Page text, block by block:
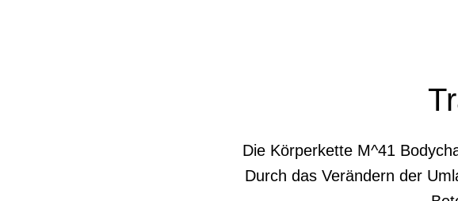
Die Körperkette M^41
Durch das Verändern der